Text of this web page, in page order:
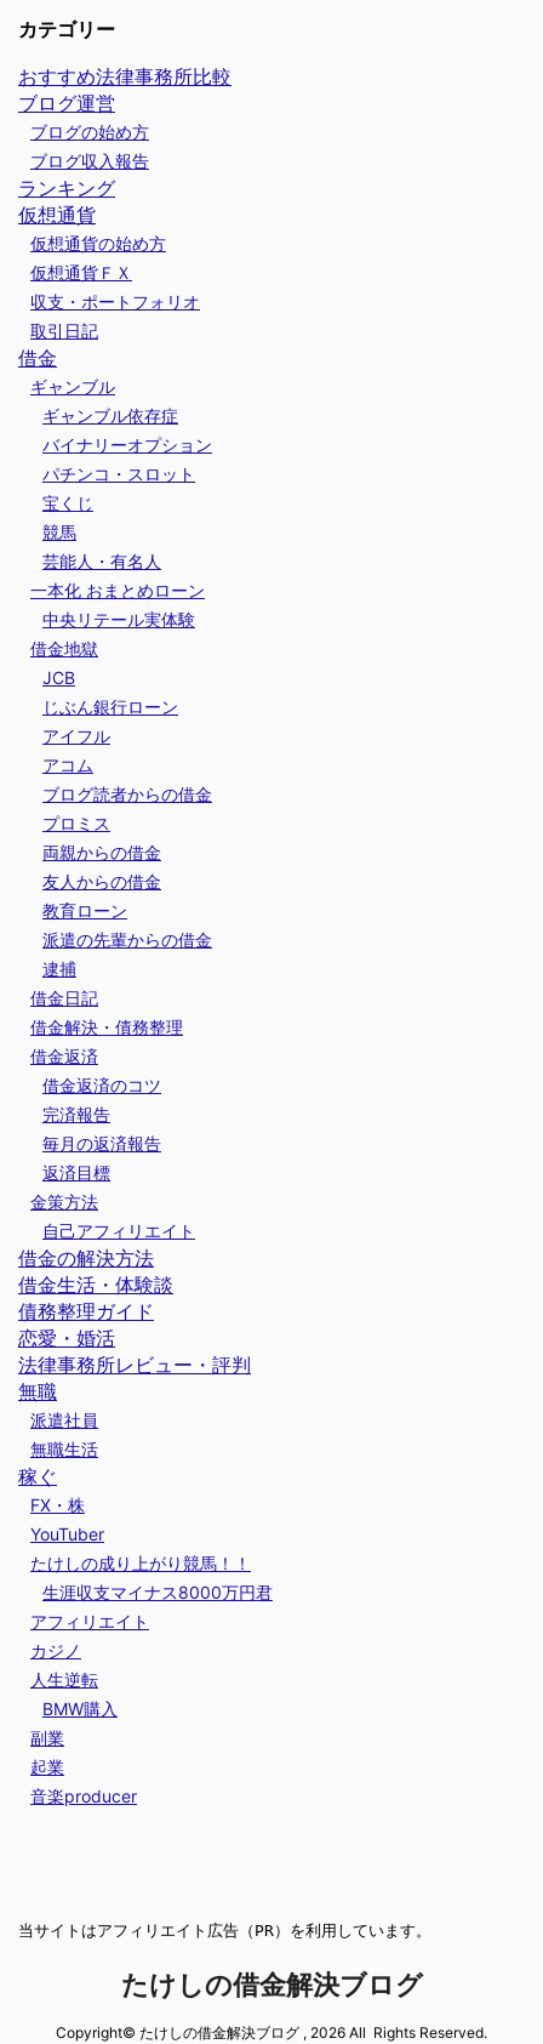
カテゴリー
おすすめ法律事務所比較
ブログ運営
ブログの始め方
ブログ収入報告
ランキング
仮想通貨
仮想通貨の始め方
仮想通貨ＦＸ
収支・ポートフォリオ
取引日記
借金
ギャンブル
ギャンブル依存症
バイナリーオプション
パチンコ・スロット
宝くじ
競馬
芸能人・有名人
一本化 おまとめローン
中央リテール実体験
借金地獄
JCB
じぶん銀行ローン
アイフル
アコム
ブログ読者からの借金
プロミス
両親からの借金
友人からの借金
教育ローン
派遣の先輩からの借金
逮捕
借金日記
借金解決・債務整理
借金返済
借金返済のコツ
完済報告
毎月の返済報告
返済目標
金策方法
自己アフィリエイト
借金の解決方法
借金生活・体験談
債務整理ガイド
恋愛・婚活
法律事務所レビュー・評判
無職
派遣社員
無職生活
稼ぐ
FX・株
YouTuber
たけしの成り上がり競馬！！
生涯収支マイナス8000万円君
アフィリエイト
カジノ
人生逆転
BMW購入
副業
起業
音楽producer
当サイトはアフィリエイト広告（PR）を利用しています。
たけしの借金解決ブログ
Copyright© たけしの借金解決ブログ , 2026 All Rights Reserved.